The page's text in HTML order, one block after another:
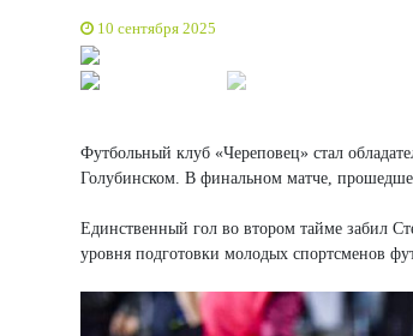
10 сентября 2025
Футбольный клуб «Череповец» стал
Голубинском. В финальном матче,
Единственный гол во втором тайме забил
уровня подготовки молодых спортсменов